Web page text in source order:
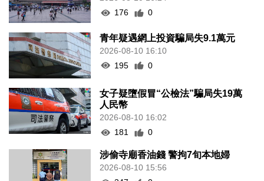
176
0
青年疑遇網上投資騙局失9.1萬元
2026-08-10 16:10
195
0
女子疑墮假冒“公檢法”騙局失19萬
人民幣
2026-08-10 16:02
181
0
涉偷寺廟香油錢 警拘7旬本地婦
2026-08-10 15:56